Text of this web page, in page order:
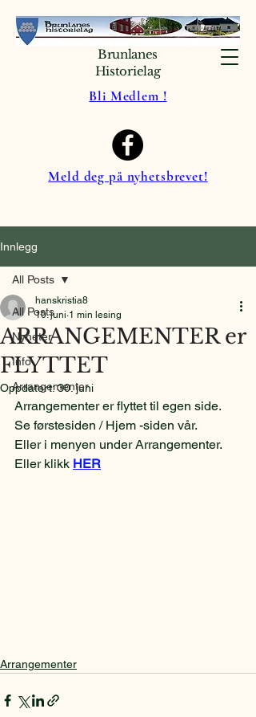
Brunlanes
Historielag
Bli Medlem !
Meld deg på nyhetsbrevet!
Innlegg
All Posts
Nyheter
Info
Arrangementer
All Posts
ARRANGEMENTER er
FLYTTET
hanskristia8
10. juni 1 min lesing
Oppdatert:30. juni
Arrangementer er flyttet til egen side.
Se førstesiden / Hjem -siden vår.
Eller i menyen under Arrangementer.
Eller klikk HER
Arrangementer